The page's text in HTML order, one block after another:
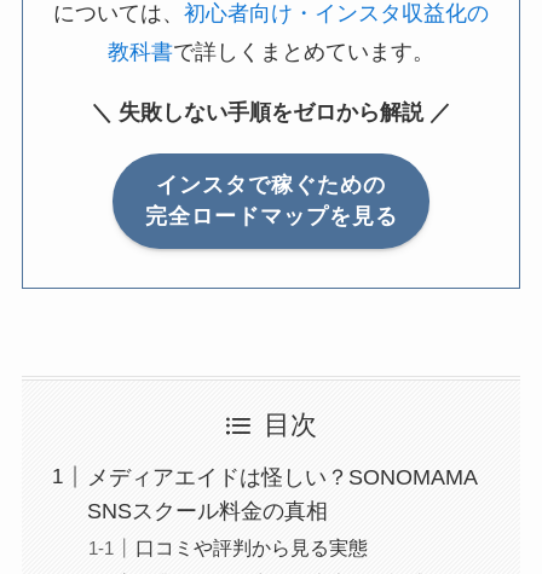
については、 初心者向け・インスタ収益化の
教科書で詳しくまとめています。
＼ 失敗しない手順をゼロから解説 ／
インスタで稼ぐための
完全ロードマップを見る
目次
メディアエイドは怪しい？SONOMAMA
SNSスクール料金の真相
口コミや評判から見る実態